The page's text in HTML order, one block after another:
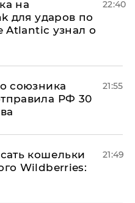
на
для ударов по
Atlantic узнал о
22:40
союзника
РФ 30
21:55
кошельки
Wildberries:
21:49